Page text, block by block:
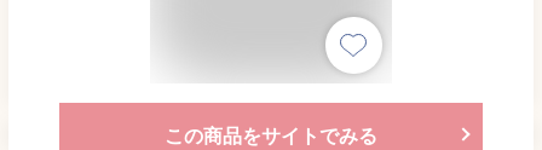
この商品をサイトでみる